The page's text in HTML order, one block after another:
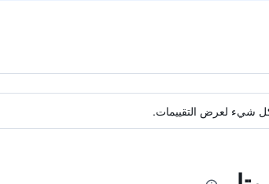
كل شيء لعرض التقييمات.